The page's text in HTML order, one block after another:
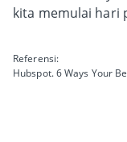
kita memulai hari
Referensi:
Hubspot. 6 Ways Your